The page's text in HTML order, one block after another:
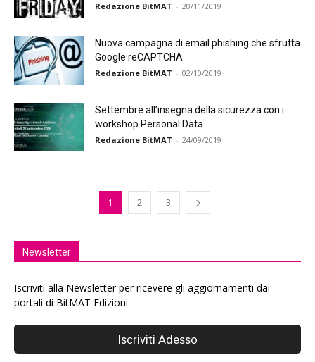
Redazione BitMAT - 20/11/2019
Nuova campagna di email phishing che sfrutta
Google reCAPTCHA
Redazione BitMAT - 02/10/2019
Settembre all’insegna della sicurezza con i
workshop Personal Data
Redazione BitMAT - 24/09/2019
1 2 3
Newsletter
Iscriviti alla Newsletter per ricevere gli aggiornamenti dai
portali di BitMAT Edizioni.